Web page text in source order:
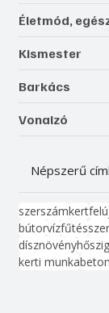
Életmód,
Kismester
Barkács
Vonalzó
Népszerű
szerszámkert
bútorvízfűtés
dísznövény
kerti munkabeton